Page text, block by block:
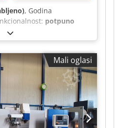
, Godina
potpuno
vozila:
Vrlo malo korišteno.
Potpuno
stezne glave, stegan, 4.
alat. Dcjdpfx Alezl
obradu visoke
finu mehaniku,
Težina 2450 kg.
Mali oglasi